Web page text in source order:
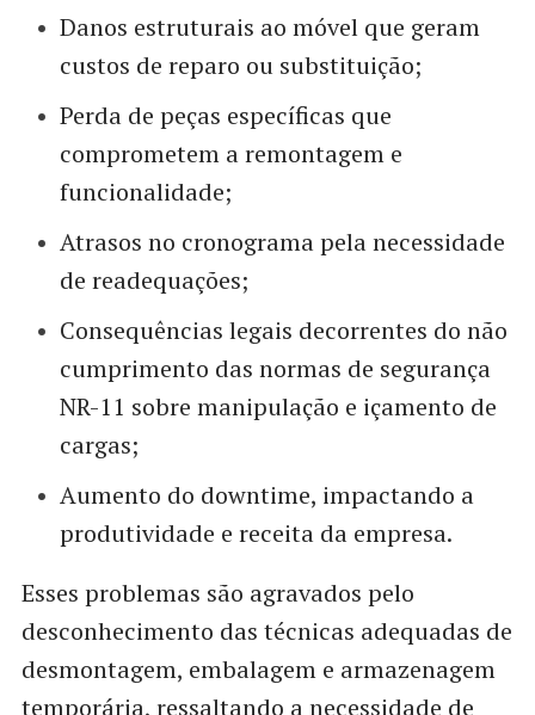
Danos estruturais ao móvel que geram
custos de reparo ou substituição;
Perda de peças específicas que
comprometem a remontagem e
funcionalidade;
Atrasos no cronograma pela necessidade
de readequações;
Consequências legais decorrentes do não
cumprimento das normas de segurança
NR-11 sobre manipulação e içamento de
cargas;
Aumento do downtime, impactando a
produtividade e receita da empresa.
Esses problemas são agravados pelo
desconhecimento das técnicas adequadas de
desmontagem, embalagem e armazenagem
temporária, ressaltando a necessidade de